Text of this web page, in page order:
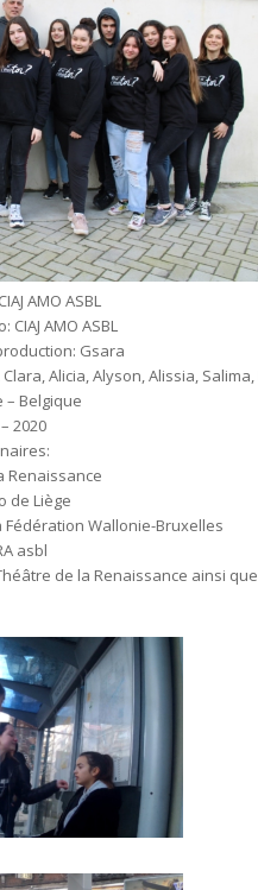
AMO ASBL
AMO ASBL
Gsara
Alicia, Alyson, Alissia,
– Belgique
2020
Renaissance
de Liège
Wallonie-Bruxelles
asbl
de la Renaissance ainsi